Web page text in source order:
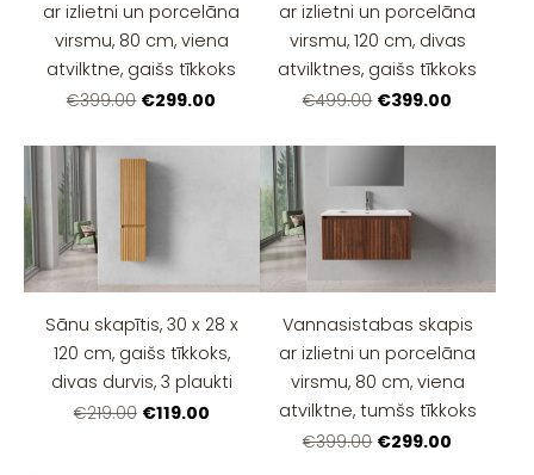
ar izlietni un porcelāna
virsmu, 80 cm, viena
atvilktne, gaišs tīkkoks
€399.00 €299.00
ar izlietni un porcelāna
virsmu, 120 cm, divas
atvilktnes, gaišs tīkkoks
€499.00 €399.00
Sānu skapītis, 30 x 28 x
120 cm, gaišs tīkkoks,
divas durvis, 3 plaukti
€219.00 €119.00
Vannasistabas skapis
ar izlietni un porcelāna
virsmu, 80 cm, viena
atvilktne, tumšs tīkkoks
€399.00 €299.00